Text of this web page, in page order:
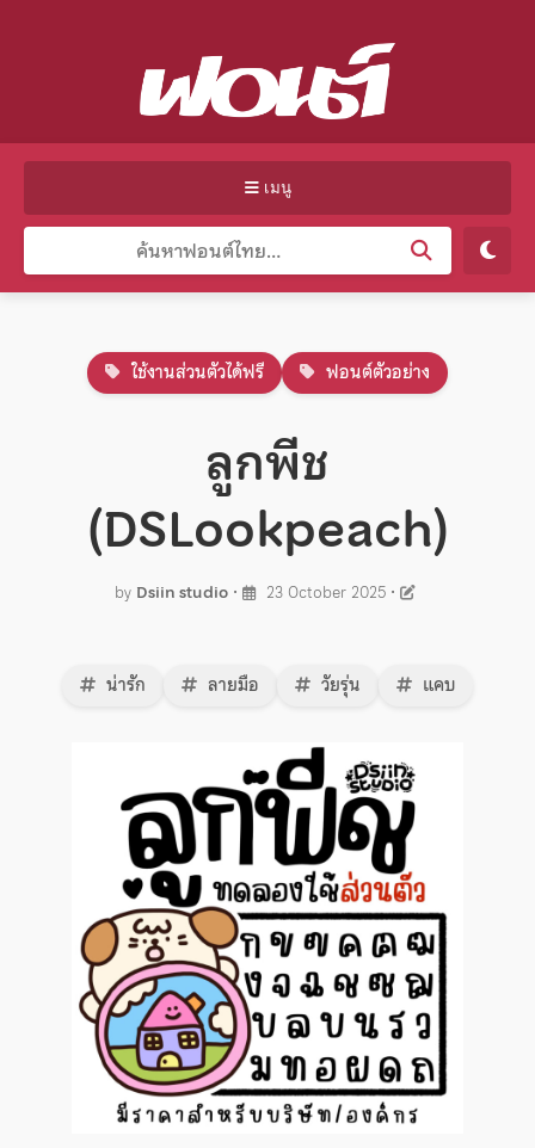
เมนู
ใช้งานส่วนตัวได้ฟรี ฟอนต์ตัวอย่าง
ลูกพีช
(DSLookpeach)
by Dsiin studio• 23 October 2025•
น่ารัก ลายมือ วัยรุ่น แคบ